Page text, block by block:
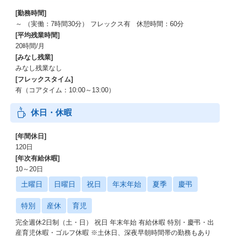
[勤務時間]
～ （実働：7時間30分） フレックス有 休憩時間：60分
[平均残業時間]
20時間/月
[みなし残業]
みなし残業なし
[フレックスタイム]
有（コアタイム：10:00～13:00）
休日・休暇
[年間休日]
120日
[年次有給休暇]
10～20日
土曜日 日曜日 祝日 年末年始 夏季 慶弔
特別 産休 育児
完全週休2日制（土・日） 祝日 年末年始 有給休暇 特別・慶弔・出
産育児休暇・ゴルフ休暇 ※土休日、深夜早朝時間帯の勤務もあり